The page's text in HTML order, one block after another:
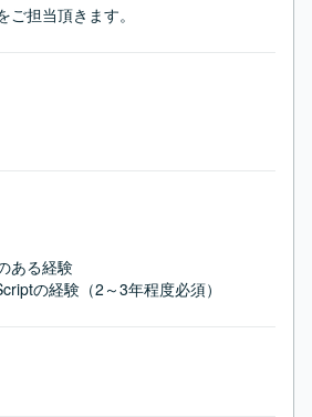
ご担当頂きます。
ある経験
の経験（2～3年程度必須）